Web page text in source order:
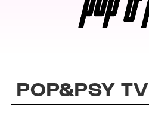
POP&PSY TV